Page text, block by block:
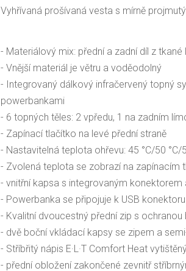
Vyhřívaná prošívaná vesta s mírně
- Materiálový mix: přední a zadní díl z
- Vnější materiál je větru a voděodolný
- Integrovaný dálkový infračervený topný
powerbankami
- 6 topných těles: 2 vpředu, 1 na zadním
- Zapínací tlačítko na levé přední straně
- Nastavitelná teplota ohřevu: 45 °C/50 °C/
- Zvolená teplota se zobrazí na zapínacím
- vnitřní kapsa s integrovaným konektorem
- Powerbanka se připojuje k USB
- Kvalitní dvoucestný přední zip s ochranou
- dvě boční vkládací kapsy se zipem a
- Stříbřitý nápis E·L·T Comfort Heat
- přední obložení zakončené zevnitř